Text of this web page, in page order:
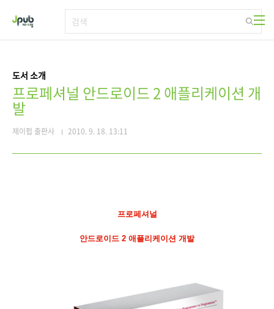
도서 소개
프로페셔널 안드로이드 2 애플리케이션 개
발
제이펍 출판사 2010. 9. 18. 13:11
프로페셔널
안드로이드 2 애플리케이션 개발